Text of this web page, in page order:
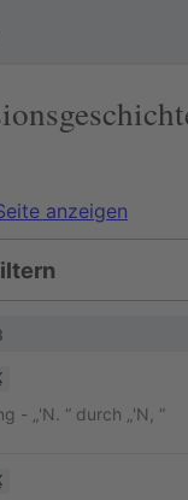
anzeigen
- „'N. “ durch „'N, “